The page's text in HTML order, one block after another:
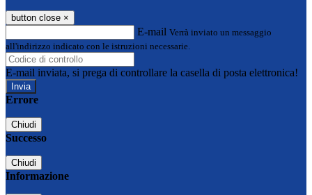
button close ×
E-mail Verrà inviato un messaggio
all'indirizzo indicato con le istruzioni necessarie.
E-mail inviata, si prega di controllare la casella di posta elettronica!
Errore
Chiudi
Successo
Chiudi
Informazione